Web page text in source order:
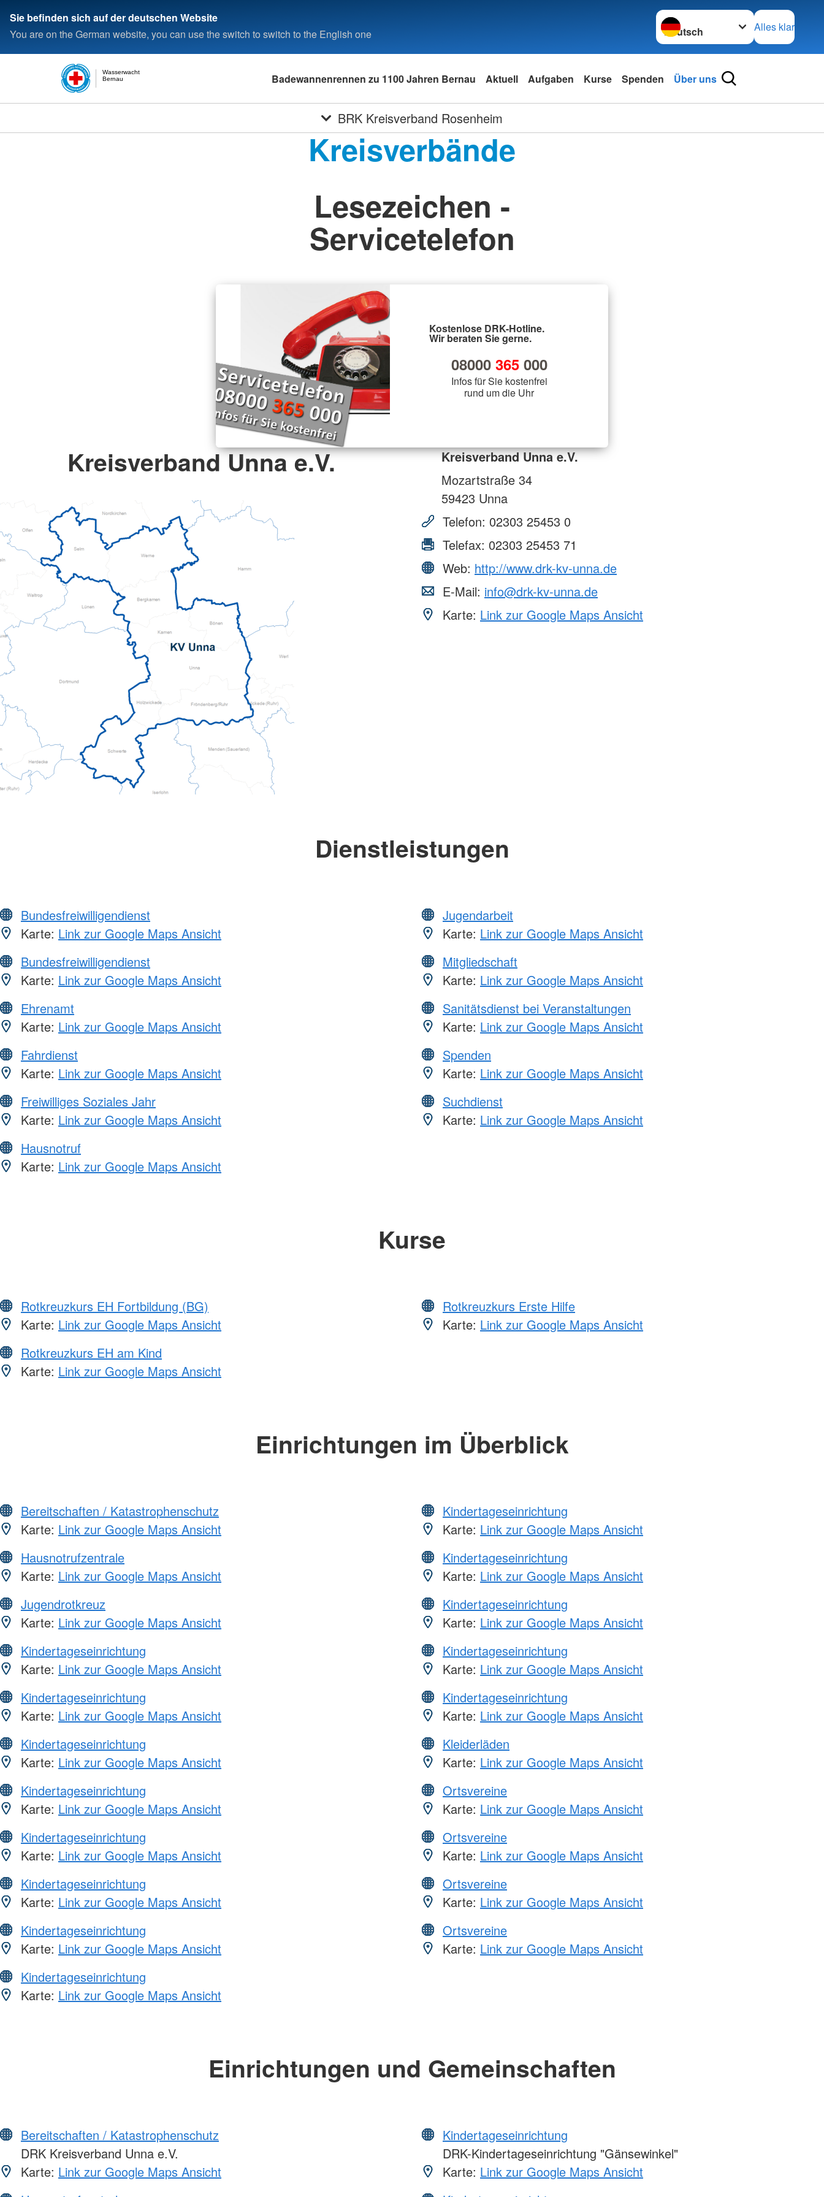
Sie befinden sich auf der deutschen Website
You are on the German website, you can use the switch to switch to the English one
Sprache wechseln zu
Alles klar
Bernau
Wasserwacht Badewannenrennen zu 1100 Jahren Bernau Aktuell Aufgaben Kurse Spenden Über uns
BRK Kreisverband Rosenheim
Kreisverbände
Lesezeichen -
Servicetelefon
Kostenlose DRK-Hotline.
Wir beraten Sie gerne.
08000 365000
Infos für Sie kostenfrei
rund um die Uhr
Kreisverband Unna e.V.
Kreisverband Unna e.V.
Mozartstraße 34
59423 Unna
Telefon: 02303 25453 0
Telefax: 02303 25453 71
Web: http://www.drk-kv-unna.de
E-Mail: info@drk-kv-unna.de
Karte: Link zur Google Maps Ansicht
Dienstleistungen
Bundesfreiwilligendienst
Karte: Link zur Google Maps Ansicht
Bundesfreiwilligendienst
Karte: Link zur Google Maps Ansicht
Ehrenamt
Karte: Link zur Google Maps Ansicht
Fahrdienst
Karte: Link zur Google Maps Ansicht
Freiwilliges Soziales Jahr
Karte: Link zur Google Maps Ansicht
Hausnotruf
Karte: Link zur Google Maps Ansicht
Jugendarbeit
Karte: Link zur Google Maps Ansicht
Mitgliedschaft
Karte: Link zur Google Maps Ansicht
Sanitätsdienst bei Veranstaltungen
Karte: Link zur Google Maps Ansicht
Spenden
Karte: Link zur Google Maps Ansicht
Suchdienst
Karte: Link zur Google Maps Ansicht
Kurse
Rotkreuzkurs EH Fortbildung (BG)
Karte: Link zur Google Maps Ansicht
Rotkreuzkurs EH am Kind
Karte: Link zur Google Maps Ansicht
Rotkreuzkurs Erste Hilfe
Karte: Link zur Google Maps Ansicht
Einrichtungen im Überblick
Bereitschaften / Katastrophenschutz
Karte: Link zur Google Maps Ansicht
Hausnotrufzentrale
Karte: Link zur Google Maps Ansicht
Jugendrotkreuz
Karte: Link zur Google Maps Ansicht
Kindertageseinrichtung
Karte: Link zur Google Maps Ansicht
Kindertageseinrichtung
Karte: Link zur Google Maps Ansicht
Kindertageseinrichtung
Karte: Link zur Google Maps Ansicht
Kindertageseinrichtung
Karte: Link zur Google Maps Ansicht
Kindertageseinrichtung
Karte: Link zur Google Maps Ansicht
Kindertageseinrichtung
Karte: Link zur Google Maps Ansicht
Kindertageseinrichtung
Karte: Link zur Google Maps Ansicht
Kindertageseinrichtung
Karte: Link zur Google Maps Ansicht
Kindertageseinrichtung
Karte: Link zur Google Maps Ansicht
Kindertageseinrichtung
Karte: Link zur Google Maps Ansicht
Kindertageseinrichtung
Karte: Link zur Google Maps Ansicht
Kindertageseinrichtung
Karte: Link zur Google Maps Ansicht
Kindertageseinrichtung
Karte: Link zur Google Maps Ansicht
Kleiderläden
Karte: Link zur Google Maps Ansicht
Ortsvereine
Karte: Link zur Google Maps Ansicht
Ortsvereine
Karte: Link zur Google Maps Ansicht
Ortsvereine
Karte: Link zur Google Maps Ansicht
Ortsvereine
Karte: Link zur Google Maps Ansicht
Einrichtungen und Gemeinschaften
Bereitschaften / Katastrophenschutz
DRK Kreisverband Unna e.V.
Karte: Link zur Google Maps Ansicht
Kindertageseinrichtung
DRK-Kindertageseinrichtung "Gänsewinkel"
Karte: Link zur Google Maps Ansicht